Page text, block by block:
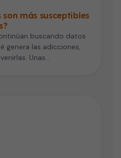
más susceptibles
buscando datos
genera las adicciones,
Unas